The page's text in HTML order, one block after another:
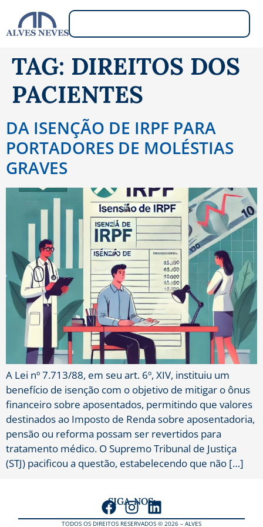
TAG: DIREITOS DOS
PACIENTES
DA ISENÇÃO DE IRPF PARA
PORTADORES DE MOLÉSTIAS
GRAVES
A Lei nº 7.713/88, em seu art. 6º, XIV, instituiu um
benefício de isenção com o objetivo de mitigar o ônus
financeiro sobre aposentados, permitindo que valores
destinados ao Imposto de Renda sobre aposentadoria,
pensão ou reforma possam ser revertidos para
tratamento médico. O Supremo Tribunal de Justiça
(STJ) pacificou a questão, estabelecendo que não […]
SIGA-NOS:
TODOS OS DIREITOS RESERVADOS © 2026 – ALVES